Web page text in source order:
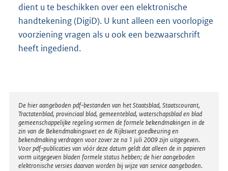
dient u te beschikken over een elektronische
handtekening (DigiD). U kunt alleen een voorlopige
voorziening vragen als u ook een bezwaarschrift
heeft ingediend.
Disclaimer
De hier aangeboden pdf-bestanden van het Staatsblad, Staatscourant,
Tractatenblad, provinciaal blad, gemeenteblad, waterschapsblad en blad
gemeenschappelijke regeling vormen de formele bekendmakingen in de
zin van de Bekendmakingswet en de Rijkswet goedkeuring en
bekendmaking verdragen voor zover ze na 1 juli 2009 zijn uitgegeven.
Voor pdf-publicaties van vóór deze datum geldt dat alleen de in papieren
vorm uitgegeven bladen formele status hebben; de hier aangeboden
elektronische versies daarvan worden bij wijze van service aangeboden.